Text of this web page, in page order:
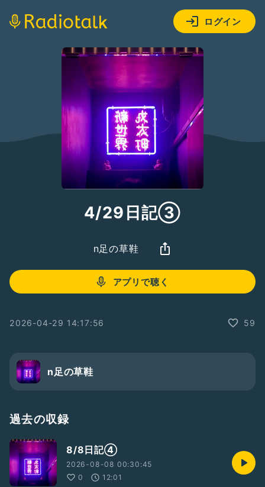
ログイン
4/29日記③
n足の草鞋
アプリで聴く
2026-04-29 14:17:56 59
n足の草鞋
過去の収録
8/8日記④
2026-08-08 00:30:45
0
12:01